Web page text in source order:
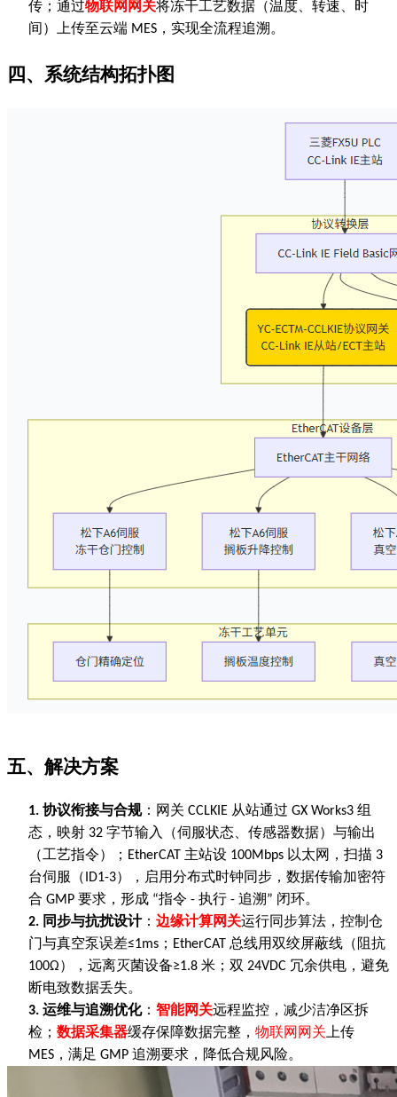
传；通过物联网网关将冻干工艺数据（温度、转速、时
间）上传至云端 MES ，实现全流程追溯。
四、 系统结构拓扑图
五、解决方案
1. 协议衔接与合规：网关 CCLKIE 从站通过 GX Works3 组
态，映射 32 字节输入（伺服状态、传感器数据）与输出
（工艺指令）； EtherCAT 主站设 100Mbps 以太网，扫描 3
台伺服（ID1-3），启用分布式时钟同步，数据传输加密符
合 GMP 要求，形成 “指令 - 执行 - 追溯” 闭环。
2. 同步与抗扰设计： 边缘计算网关运行同步算法，控制仓
门与真空泵误差≤1ms ； EtherCAT 总线用双绞屏蔽线（阻抗
100Ω），远离灭菌设备≥1.8 米；双 24VDC 冗余供电，避免
断电致数据丢失。
3. 运维与追溯优化： 智能网关远程监控，减少洁净区拆
检； 数据采集器缓存保障数据完整， 物联网网关 上传
MES ，满足 GMP 追溯要求，降低合规风险。